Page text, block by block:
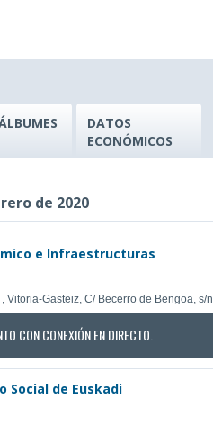
DATOS
ECONÓMICOS
de 2020
e Infraestructuras
Vitoria-Gasteiz, C/ Becerro de Bengoa, s/n
CON CONEXIÓN EN DIRECTO.
Social de Euskadi